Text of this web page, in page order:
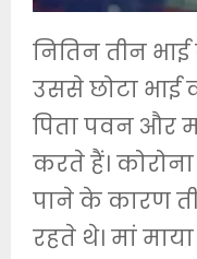
नितिन तीन
उससे छोटा भाई
पिता पवन और
करते हैं।
पाने के कारण
रहते थे। मां